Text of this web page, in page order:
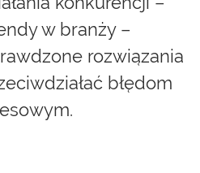
w branży –
rozwiązania
błędom